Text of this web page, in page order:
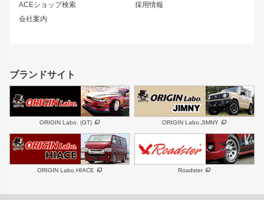
ACEショップ検索
会社案内
採用情報
スズキ
GS350
SC
スバル 三菱
デリカ D:5
軽自動車 汎用
MUD-S7
MUD-SR7
まつど家 鉄漢
ボンネット
フェンダー
サイドパーツ
リアゲート
メンテナンスパーツ
ハイエースパーツ
ホイール
DAYTONA-RS
DAYTONA-RS NEO
エアロシリーズ
ブランドサイト
ORIGIN Labo. (GT) ORIGIN Labo.JIMNY
ORIGIN Labo.HIACE Roadster